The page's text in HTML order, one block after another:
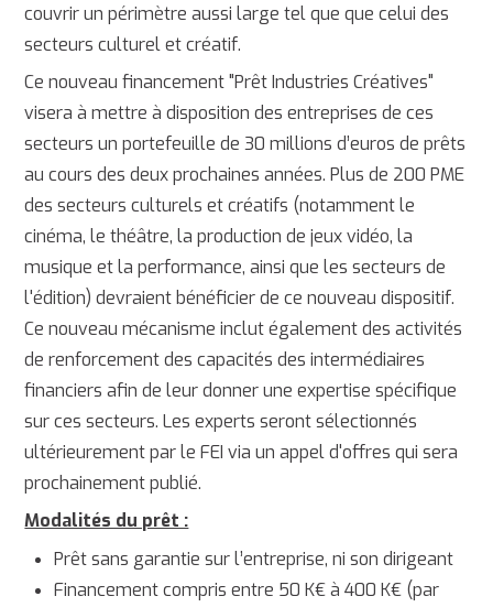
couvrir un périmètre aussi large tel que que celui des
secteurs culturel et créatif.
Ce nouveau financement "Prêt Industries Créatives"
visera à mettre à disposition des entreprises de ces
secteurs un portefeuille de 30 millions d’euros de prêts
au cours des deux prochaines années. Plus de 200 PME
des secteurs culturels et créatifs (notamment le
cinéma, le théâtre, la production de jeux vidéo, la
musique et la performance, ainsi que les secteurs de
l'édition) devraient bénéficier de ce nouveau dispositif.
Ce nouveau mécanisme inclut également des activités
de renforcement des capacités des intermédiaires
financiers afin de leur donner une expertise spécifique
sur ces secteurs. Les experts seront sélectionnés
ultérieurement par le FEI via un appel d'offres qui sera
prochainement publié.
Modalités du prêt :
Prêt sans garantie sur l’entreprise, ni son dirigeant
Financement compris entre 50 K€ à 400 K€ (par